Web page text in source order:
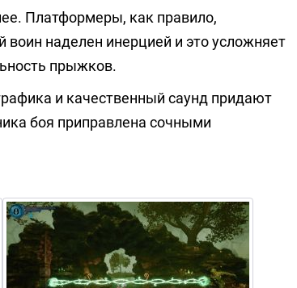
Платформеры, как правило,
наделен инерцией и это усложняет
прыжков.
и качественный саунд придают
боя приправлена сочными